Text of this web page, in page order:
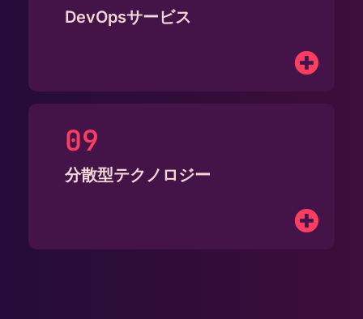
DevOpsサービス
分散型テクノロジー